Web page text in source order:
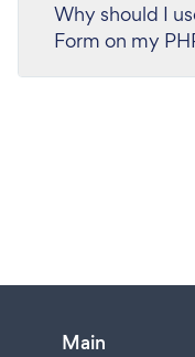
Why should I
Form on my
Main